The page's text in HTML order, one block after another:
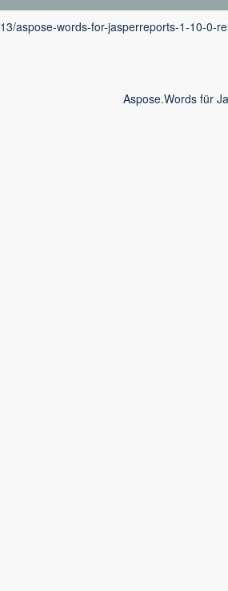
aspose-words-for-jasperreports-1-10-0-
Aspose.Words für